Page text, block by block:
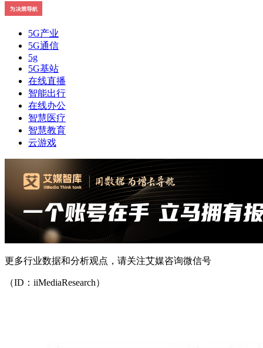
5G产业
5G通信
5g
5G基站
在线直播
智能出行
在线办公
智慧医疗
智慧教育
云游戏
更多行业数据和分析观点，请关注艾媒咨询微信号
（ID：iiMediaResearch）